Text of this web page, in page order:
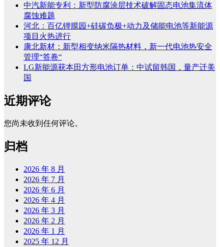
中汽新能专利：新型防腐涂层技术破解固态电池集流体
腐蚀难题
河北：百亿锂膜园+硅碳负极+动力及储能电池等新能源
项目火热进行
康北新材：新型相变纳米隔热材料，新一代电池热安全
管理“答卷“
LG新能源获本田方形电池订单：中试留韩国，量产迁美
国
近期评论
您尚未收到任何评论。
归档
2026 年 8 月
2026 年 7 月
2026 年 6 月
2026 年 4 月
2026 年 3 月
2026 年 2 月
2026 年 1 月
2025 年 12 月